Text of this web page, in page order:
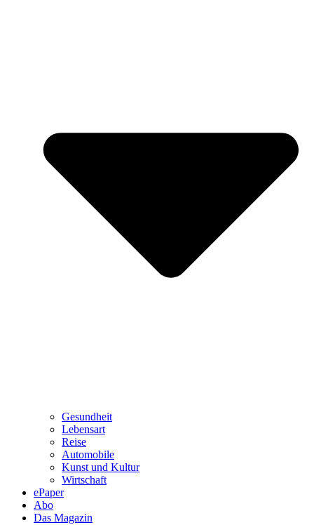
Gesundheit
Lebensart
Reise
Automobile
Kunst und Kultur
Wirtschaft
ePaper
Abo
Das Magazin